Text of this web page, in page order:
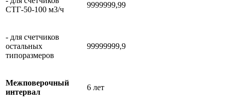
СТГ-50-100 м3/ч
9999999,99
- для счетчиков
остальных
типоразмеров
99999999,9
Межповерочный
интервал
6 лет